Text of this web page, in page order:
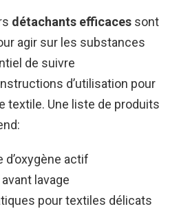
détachants efficaces sont
agir sur les substances
de suivre
d’utilisation pour
textile. Une liste de produits
d’oxygène actif
lavage
pour textiles délicats